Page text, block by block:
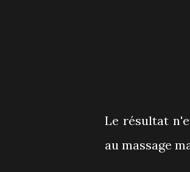
Le résultat
au massage